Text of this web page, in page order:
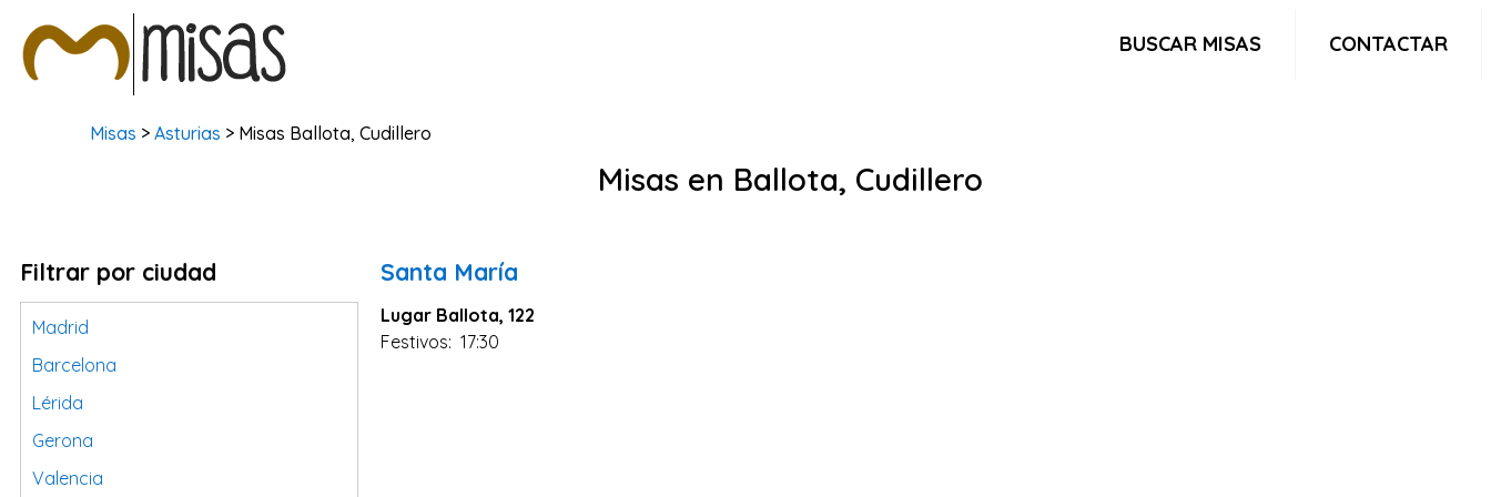
BUSCAR MISAS CONTACTAR
Misas >Asturias > Misas Ballota, Cudillero
Misas en Ballota, Cudillero
Filtrar por ciudad
Madrid
Barcelona
Lérida
Gerona
Valencia
Santa María
Lugar Ballota, 122
Festivos: 17:30